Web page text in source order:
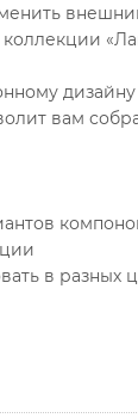
вам
в разных